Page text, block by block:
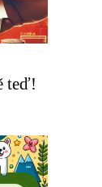
teď!